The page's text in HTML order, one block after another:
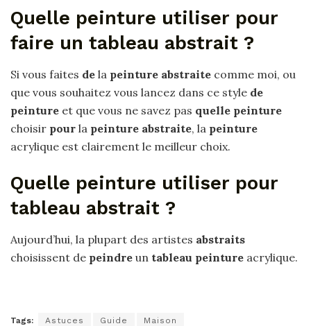
Quelle peinture utiliser pour
faire un tableau abstrait ?
Si vous faites de la peinture abstraite comme moi, ou
que vous souhaitez vous lancez dans ce style de
peinture et que vous ne savez pas quelle peinture
choisir pour la peinture abstraite, la peinture
acrylique est clairement le meilleur choix.
Quelle peinture utiliser pour
tableau abstrait ?
Aujourd’hui, la plupart des artistes abstraits
choisissent de peindre un tableau peinture acrylique.
Tags: Astuces Guide Maison